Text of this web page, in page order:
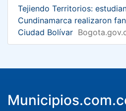
Tejiendo Territorios:
Cundinamarca realizaron
Ciudad Bolívar